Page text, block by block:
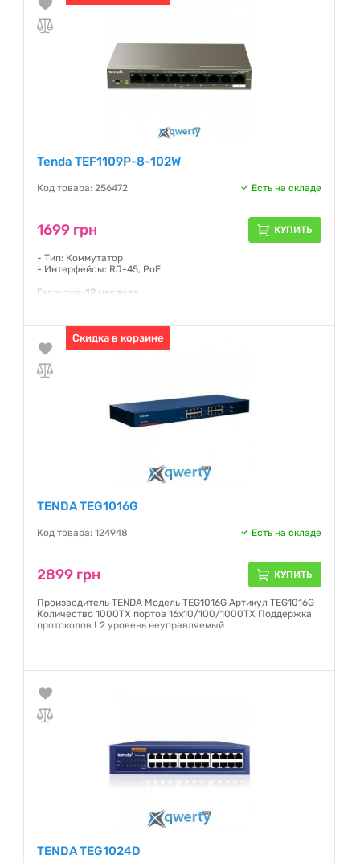
Tenda TEF1109P-8-102W
Код товара: 256472 Есть на складе
1699 грн КУПИТЬ
- Тип: Коммутатор
- Интерфейсы: RJ-45, PoE
Гарантия: 12 месяцев
Скидка в корзине
TENDA TEG1016G
Код товара: 124948 Есть на складе
2899 грн КУПИТЬ
Производитель TENDA Модель TEG1016G Артикул TEG1016G
Количество 1000TX портов 16x10/100/1000TX Поддержка
протоколов L2 уровень неуправляемый
TENDA TEG1024D